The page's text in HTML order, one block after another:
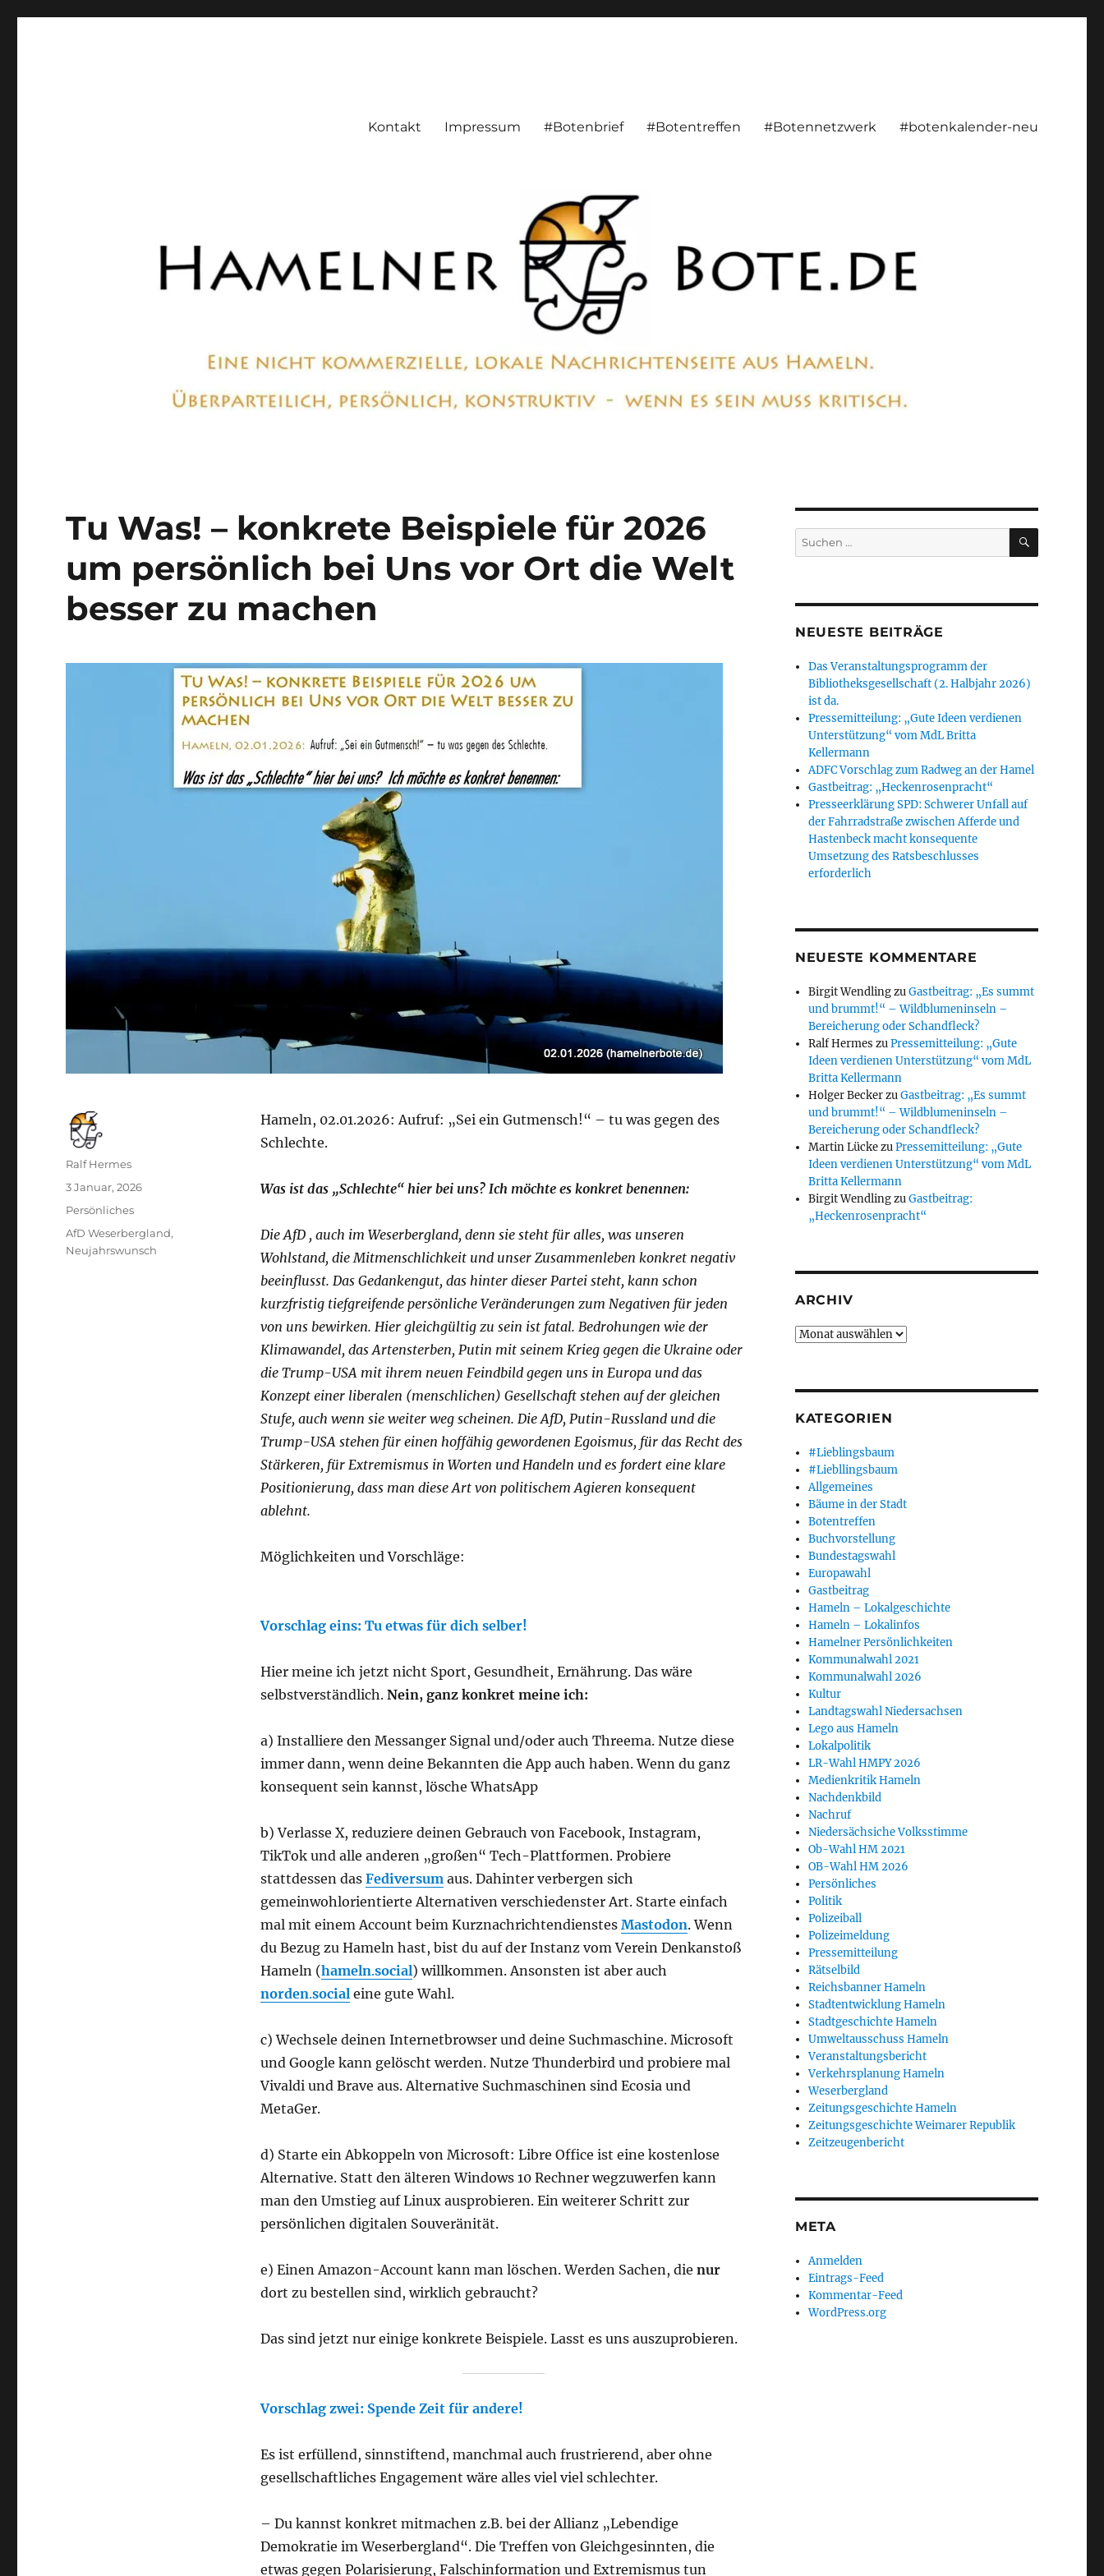
Kontakt Impressum #Botenbrief #Botentreffen #Botennetzwerk #botenkalender-neu
Tu Was! – konkrete Beispiele für 2026
um persönlich bei Uns vor Ort die Welt
besser zu machen
Hameln, 02.01.2026: Aufruf: „Sei ein Gutmensch!“ – tu was gegen des
Schlechte.
Was ist das „Schlechte“ hier bei uns? Ich möchte es konkret benennen:
Die AfD , auch im Weserbergland, denn sie steht für alles, was unseren
Wohlstand, die Mitmenschlichkeit und unser Zusammenleben konkret negativ
beeinflusst. Das Gedankengut, das hinter dieser Partei steht, kann schon
kurzfristig tiefgreifende persönliche Veränderungen zum Negativen für jeden
von uns bewirken. Hier gleichgültig zu sein ist fatal. Bedrohungen wie der
Klimawandel, das Artensterben, Putin mit seinem Krieg gegen die Ukraine oder
die Trump-USA mit ihrem neuen Feindbild gegen uns in Europa und das
Konzept einer liberalen (menschlichen) Gesellschaft stehen auf der gleichen
Stufe, auch wenn sie weiter weg scheinen. Die AfD, Putin-Russland und die
Trump-USA stehen für einen hoffähig gewordenen Egoismus, für das Recht des
Stärkeren, für Extremismus in Worten und Handeln und es fordert eine klare
Positionierung, dass man diese Art von politischem Agieren konsequent
ablehnt.
Möglichkeiten und Vorschläge:
Vorschlag eins: Tu etwas für dich selber!
Hier meine ich jetzt nicht Sport, Gesundheit, Ernährung. Das wäre
selbstverständlich. Nein, ganz konkret meine ich:
a) Installiere den Messanger Signal und/oder auch Threema. Nutze diese
immer dann, wenn deine Bekannten die App auch haben. Wenn du ganz
konsequent sein kannst, lösche WhatsApp
b) Verlasse X, reduziere deinen Gebrauch von Facebook, Instagram,
TikTok und alle anderen „großen“ Tech-Plattformen. Probiere
stattdessen das Fediversumaus. Dahinter verbergen sich
gemeinwohlorientierte Alternativen verschiedenster Art. Starte einfach
mal mit einem Account beim Kurznachrichtendienstes Mastodon. Wenn
du Bezug zu Hameln hast, bist du auf der Instanz vom Verein Denkanstoß
Hameln (hameln.social) willkommen. Ansonsten ist aber auch
norden.socialeine gute Wahl.
c) Wechsele deinen Internetbrowser und deine Suchmaschine. Microsoft
und Google kann gelöscht werden. Nutze Thunderbird und probiere mal
Vivaldi und Brave aus. Alternative Suchmaschinen sind Ecosia und
MetaGer.
d) Starte ein Abkoppeln von Microsoft: Libre Office ist eine kostenlose
Alternative. Statt den älteren Windows 10 Rechner wegzuwerfen kann
man den Umstieg auf Linux ausprobieren. Ein weiterer Schritt zur
persönlichen digitalen Souveränität.
e) Einen Amazon-Account kann man löschen. Werden Sachen, die nur
dort zu bestellen sind, wirklich gebraucht?
Das sind jetzt nur einige konkrete Beispiele. Lasst es uns auszuprobieren.
Vorschlag zwei: Spende Zeit für andere!
Es ist erfüllend, sinnstiftend, manchmal auch frustrierend, aber ohne
gesellschaftliches Engagement wäre alles viel viel schlechter.
– Du kannst konkret mitmachen z.B. bei der Allianz „Lebendige
Demokratie im Weserbergland“. Die Treffen von Gleichgesinnten, die
etwas gegen Polarisierung, Falschinformation und Extremismus tun
Autor
Ralf Hermes
Veröffentlicht
3 Januar, 2026
Kategorien
Persönliches
Schlagwörter
AfD Weserbergland,
Neujahrswunsch
Suchen
nach:
SUCHEN
NEUESTE BEITRÄGE
Das Veranstaltungsprogramm der
Bibliotheksgesellschaft (2. Halbjahr 2026)
ist da.
Pressemitteilung: „Gute Ideen verdienen
Unterstützung“ vom MdL Britta
Kellermann
ADFC Vorschlag zum Radweg an der Hamel
Gastbeitrag: „Heckenrosenpracht“
Presseerklärung SPD: Schwerer Unfall auf
der Fahrradstraße zwischen Afferde und
Hastenbeck macht konsequente
Umsetzung des Ratsbeschlusses
erforderlich
NEUESTE KOMMENTARE
Birgit WendlingzuGastbeitrag: „Es summt
und brummt!“ – Wildblumeninseln –
Bereicherung oder Schandfleck?
Ralf Hermes zuPressemitteilung: „Gute
Ideen verdienen Unterstützung“ vom MdL
Britta Kellermann
Holger BeckerzuGastbeitrag: „Es summt
und brummt!“ – Wildblumeninseln –
Bereicherung oder Schandfleck?
Martin LückezuPressemitteilung: „Gute
Ideen verdienen Unterstützung“ vom MdL
Britta Kellermann
Birgit WendlingzuGastbeitrag:
„Heckenrosenpracht“
ARCHIV
Archiv
KATEGORIEN
#Lieblingsbaum
#Liebllingsbaum
Allgemeines
Bäume in der Stadt
Botentreffen
Buchvorstellung
Bundestagswahl
Europawahl
Gastbeitrag
Hameln – Lokalgeschichte
Hameln – Lokalinfos
Hamelner Persönlichkeiten
Kommunalwahl 2021
Kommunalwahl 2026
Kultur
Landtagswahl Niedersachsen
Lego aus Hameln
Lokalpolitik
LR-Wahl HMPY 2026
Medienkritik Hameln
Nachdenkbild
Nachruf
Niedersächsiche Volksstimme
Ob-Wahl HM 2021
OB-Wahl HM 2026
Persönliches
Politik
Polizeiball
Polizeimeldung
Pressemitteilung
Rätselbild
Reichsbanner Hameln
Stadtentwicklung Hameln
Stadtgeschichte Hameln
Umweltausschuss Hameln
Veranstaltungsbericht
Verkehrsplanung Hameln
Weserbergland
Zeitungsgeschichte Hameln
Zeitungsgeschichte Weimarer Republik
Zeitzeugenbericht
META
Anmelden
Eintrags-Feed
Kommentar-Feed
WordPress.org